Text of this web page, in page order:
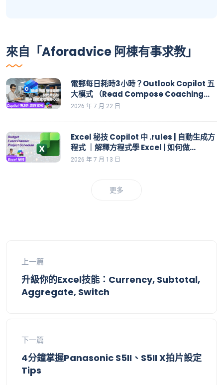
來自「Aforadvice 阿棟有事求教」
電郵每日耗時3小時？Outlook Copilot 五
大模式 （Read Compose Coaching
Chat Action）全面解構
2026 年 7 月 22 日
Excel 秘技 Copilot 中 .rules | 自動生成方
程式 ｜解釋方程式學 Excel | 如何做
Budget, Event Planner, Product
2026 年 7 月 13 日
更多
上一篇
升級你的Excel技能：Currency, Subtotal,
Aggregate, Switch
下一篇
4分鐘掌握Panasonic S5II、S5II X拍片設定
Tips